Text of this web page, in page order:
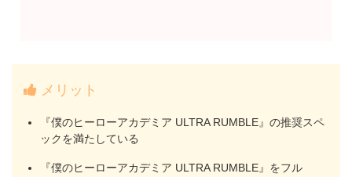
メリット
『僕のヒーローアカデミア ULTRA RUMBLE』の推奨スペ
ックを満たしている
『僕のヒーローアカデミア ULTRA RUMBLE』をフル